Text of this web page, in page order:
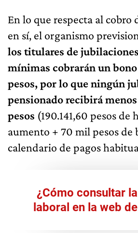
En lo que respecta al cobro
en sí, el organismo
los titulares de
mínimas cobrarán un
pesos, por lo que ningún
pensionado recibirá
pesos (190.141,60 pesos de
aumento + 70 mil pesos de
calendario de pagos
¿Cómo consultar
laboral en la web